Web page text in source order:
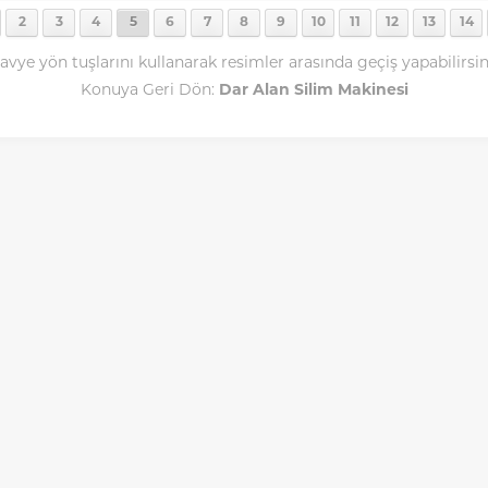
2 3 4 5 6 7 8 9 10 11 12 13 14
yön tuşlarını kullanarak resimler arasında geçiş
Konuya Geri Dön: Dar Alan Silim Makinesi